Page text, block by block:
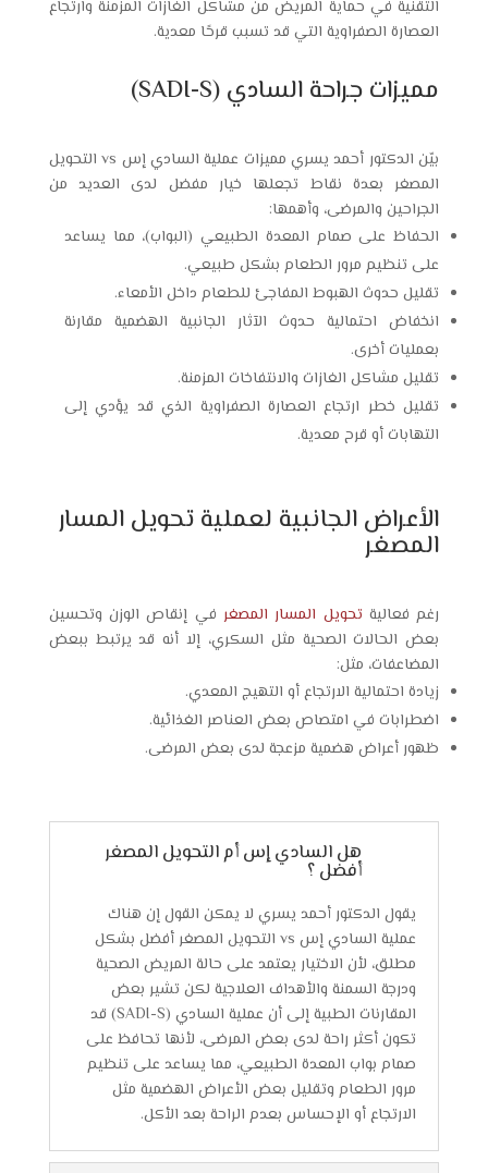
التقنية في حماية المريض من مشاكل الغازات المزمنة وارتجاع
العصارة الصفراوية التي قد تسبب قرحًا معدية.
مميزات جراحة السادي (SADI-S)
بيّن الدكتور أحمد يسري مميزات عملية السادي إس vs التحويل
المصغر بعدة نقاط تجعلها خيار مفضل لدى العديد من
الجراحين والمرضى، وأهمها:
الحفاظ على صمام المعدة الطبيعي (البواب)، مما يساعد
على تنظيم مرور الطعام بشكل طبيعي.
تقليل حدوث الهبوط المفاجئ للطعام داخل الأمعاء.
انخفاض احتمالية حدوث الآثار الجانبية الهضمية مقارنة
بعمليات أخرى.
تقليل مشاكل الغازات والانتفاخات المزمنة.
تقليل خطر ارتجاع العصارة الصفراوية الذي قد يؤدي إلى
التهابات أو قرح معدية.
الأعراض الجانبية لعملية تحويل المسار
المصغر
رغم فعالية تحويل المسار المصغرفي إنقاص الوزن وتحسين
بعض الحالات الصحية مثل السكري، إلا أنه قد يرتبط ببعض
المضاعفات، مثل:
زيادة احتمالية الارتجاع أو التهيج المعدي.
اضطرابات في امتصاص بعض العناصر الغذائية.
ظهور أعراض هضمية مزعجة لدى بعض المرضى.
هل السادي إس أم التحويل المصغر
أفضل ؟
يقول الدكتور أحمد يسري لا يمكن القول إن هناك
عملية السادي إس vs التحويل المصغر أفضل بشكل
مطلق، لأن الاختيار يعتمد على حالة المريض الصحية
ودرجة السمنة والأهداف العلاجية لكن تشير بعض
المقارنات الطبية إلى أن عملية السادي (SADI-S) قد
تكون أكثر راحة لدى بعض المرضى، لأنها تحافظ على
صمام بواب المعدة الطبيعي، مما يساعد على تنظيم
مرور الطعام وتقليل بعض الأعراض الهضمية مثل
الارتجاع أو الإحساس بعدم الراحة بعد الأكل.